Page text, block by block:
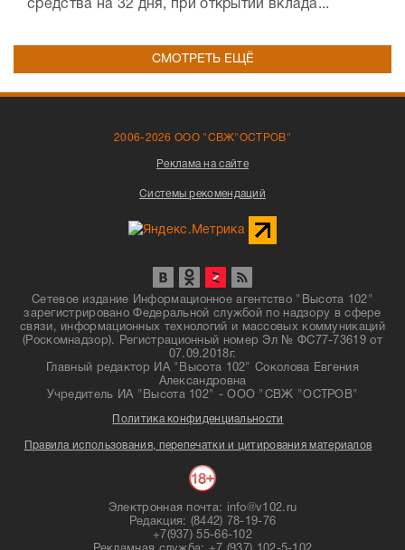
средства на 32 дня, при открытии вклада...
СМОТРЕТЬ ЕЩЁ
2006-2026 ООО "СВЖ"ОСТРОВ"
Реклама на сайте
Системы рекомендаций
Сетевое издание Информационное агентство "Высота 102"
зарегистрировано Федеральной службой по надзору в сфере
связи, информационных технологий и массовых коммуникаций
(Роскомнадзор). Регистрационный номер Эл № ФС77-73619 от
07.09.2018г.
Главный редактор ИА "Высота 102" Соколова Евгения
Александровна
Учредитель ИА "Высота 102" - ООО "СВЖ "ОСТРОВ"
Политика конфиденциальности
Правила использования, перепечатки и цитирования материалов
Электронная почта: info@v102.ru
Редакция: (8442) 78-19-76
+7(937) 55-66-102